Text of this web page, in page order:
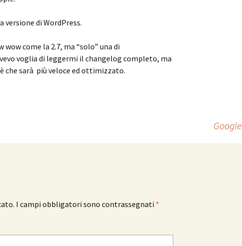
versione di WordPress.
wow come la 2.7, ma “solo” una di
voglia di leggermi il changelog completo, ma
che sarà più veloce ed ottimizzato.
I campi obbligatori sono contrassegnati *